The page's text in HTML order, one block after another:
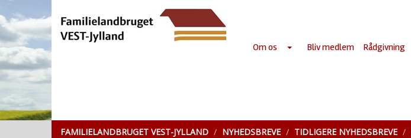
Om os Bliv medlem Rådgivning
FAMILIELANDBRUGET VEST-JYLLAND NYHEDSBREVE TIDLIGERE NYHEDSBREVE